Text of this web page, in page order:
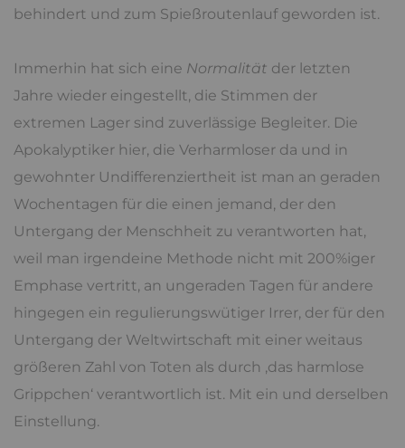
behindert und zum Spießroutenlauf geworden ist.
Immerhin hat sich eine Normalität der letzten
Jahre wieder eingestellt, die Stimmen der
extremen Lager sind zuverlässige Begleiter. Die
Apokalyptiker hier, die Verharmloser da und in
gewohnter Undifferenziertheit ist man an geraden
Wochentagen für die einen jemand, der den
Untergang der Menschheit zu verantworten hat,
weil man irgendeine Methode nicht mit 200%iger
Emphase vertritt, an ungeraden Tagen für andere
hingegen ein regulierungswütiger Irrer, der für den
Untergang der Weltwirtschaft mit einer weitaus
größeren Zahl von Toten als durch ‚das harmlose
Grippchen‘ verantwortlich ist. Mit ein und derselben
Einstellung.